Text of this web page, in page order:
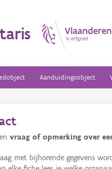
Aanduidingsobject
vraag of opmerking over
met bijhorende gegevens